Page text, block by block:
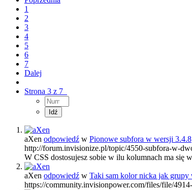
1
2
3
4
5
6
7
Dalej
Strona 3 z 7
aXen odpowiedź w Pionowe subfora w wersji 3.4.8
http://forum.invisionize.pl/topic/4550-subfora-w-
W CSS dostosujesz sobie w ilu kolumnach ma się
aXen odpowiedź w Taki sam kolor nicka jak
https://community.invisionpower.com/files/file/